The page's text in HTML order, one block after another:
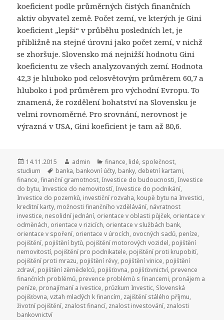
koeficient podle průměrných čistých finančních
aktiv obyvatel země. Počet zemí, ve kterých je Gini
koeficient „lepší“ v průběhu posledních let, je
přibližně na stejné úrovni jako počet zemí, v nichž
se zhoršuje. Slovensko má nejnižší hodnotu Gini
koeficientu ze všech analyzovaných zemí. Hodnota
42,3 je hluboko pod celosvětovým průměrem 60,7 a
hluboko i pod průměrem pro východní Evropu. To
znamená, že rozdělení bohatství na Slovensku je
velmi rovnoměrné. Pro srovnání, nerovnost je
výrazná v USA, Gini koeficient je tam až 80,6.
Publikováno:
14.11.2015 Autor:
admin Rubriky:
finance, lidé, společnost,
studium
Štítky:
banka, bankovní účty, banky, debetní kartami,
finance,finanční gramotnost, Investice do budoucnosti, Investice
do bytu, Investice do nemovitostí, Investice do podnikání,
Investice do pozemků, investiční rozvaha, koupě bytu na Investici,
kreditní karty, možnosti finančního vzdělávání, návratnost
investice, nesolidní jednání, orientace v oblasti půjček, orientace v
odměnách, orientace v rizicích, orientace v službách bank,
orientace v spoření, orientace v úrocích, ovocných sadů, peníze,
pojištění, pojištění bytů, pojištění motorových vozidel, pojištění
nemovitostí, pojištění pro podnikatele, pojištění proti krupobití,
pojištění proti mrazu, pojištění révy, pojištění vinice, pojištění
zdraví, pojištění zěmědelců, pojišťovna, pojišťovnictví, prevence
finančních problémů, prevence problémů s financemi, pronájem a
peníze, pronajímaní a ivestice, průzkum Investic, Slovenská
pojišťovna,vztah mladých k financím, zajištění stálého příjmu,
životní pojištění, znalost financí, znalost investování, znalosti
bankovnictví